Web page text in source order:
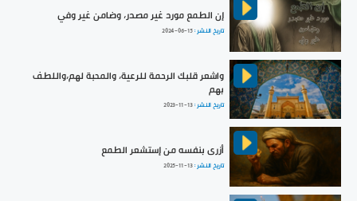
إن الطمع مورد غير مصدر، وضامن غير وفي
تاريخ النشر :2024-06-15
واشعر قلبك الرحمة للرعية، والمحبة لهم،واللطف
بهم
تاريخ النشر :2023-11-13
أزرى بنفسه من إستشعر الطمع
تاريخ النشر :2025-11-13